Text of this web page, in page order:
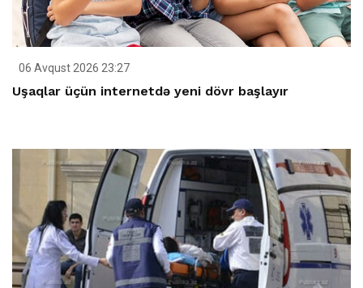
06 Avqust 2026 23:27
Uşaqlar üçün internetdə yeni dövr başlayır